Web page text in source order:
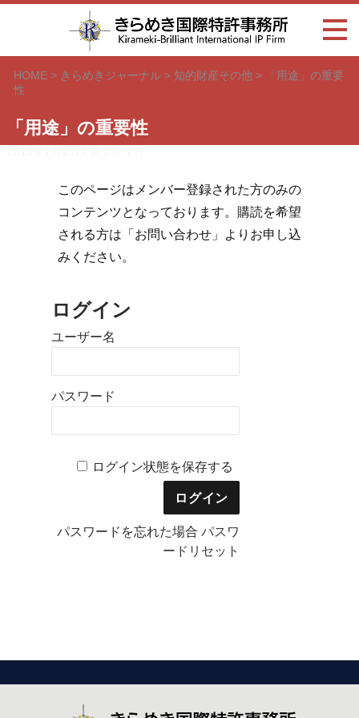
HOME> きらめきジャーナル> 知的財産その他>
「用途」の重要
性
「用途」の重要性
このページはメンバー登録された方のみの
コンテンツとなっております。購読を希望
される方は「お問い合わせ」よりお申し込
みください。
ログイン
ユーザー名
パスワード
ログイン状態を保存する
パスワードを忘れた場合パスワ
ードリセット